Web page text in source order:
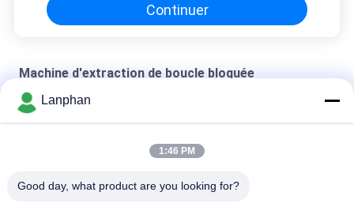
Continuer
Machine d'extraction de boucle bloquée
SS304 a fermé l'extraction Machiner de boucle
Lanphan
1:46 PM
Good day, what product are you looking for?